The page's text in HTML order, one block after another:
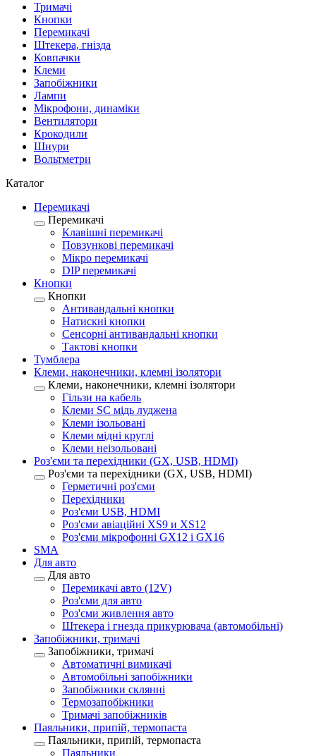
Тримачі
Кнопки
Перемикачі
Штекера, гнізда
Ковпачки
Клеми
Запобіжники
Лампи
Мікрофони, динаміки
Вентилятори
Крокодили
Шнури
Вольтметри
Каталог
Перемикачі
Перемикачі
Клавішні перемикачі
Повзункові перемикачі
Мікро перемикачі
DIP перемикачі
Кнопки
Кнопки
Антивандальні кнопки
Натискні кнопки
Сенсорні антивандальні кнопки
Тактові кнопки
Тумблера
Клеми, наконечники, клемні ізолятори
Клеми, наконечники, клемні ізолятори
Гільзи на кабель
Клеми SC мідь луджена
Клеми ізольовані
Клеми мідні круглі
Клеми неізольовані
Роз'єми та перехідники (GX, USB, HDMI)
Роз'єми та перехідники (GX, USB, HDMI)
Герметичні роз'єми
Перехідники
Роз'єми USB, HDMI
Роз'єми авіаційні XS9 и XS12
Роз'єми мікрофонні GX12 і GX16
SMA
Для авто
Для авто
Перемикачі авто (12V)
Роз'єми для авто
Роз'єми живлення авто
Штекера і гнезда прикурювача (автомобільні)
Запобіжники, тримачі
Запобіжники, тримачі
Автоматичні вимикачі
Автомобільні запобіжники
Запобіжники склянні
Термозапобіжники
Тримачі запобіжників
Паяльники, припій, термопаста
Паяльники, припій, термопаста
Паяльники